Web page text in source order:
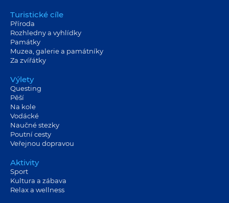
Turistické cíle
Příroda
Rozhledny a vyhlídky
Památky
Muzea, galerie a památníky
Za zvířátky
Výlety
Questing
Pěší
Na kole
Vodácké
Naučné stezky
Poutní cesty
Veřejnou dopravou
Aktivity
Sport
Kultura a zábava
Relax a wellness